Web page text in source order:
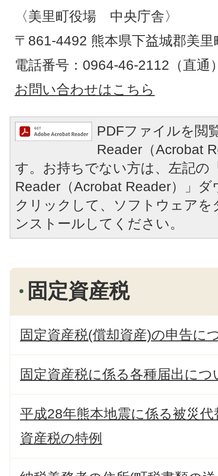
〈美里町役場 中央庁舎〉
〒861-4492 熊本県下益城郡美
電話番号：0964-46-2112（直通
お問い合わせはこちら
PDFファイルを閲
Reader（Acrobat
す。お持ちでない方は、左記の
Reader（Acrobat Reader）」
クリックして、ソフトウェア
ンストールしてください。
固定資産税
固定資産税(償却資産)の申告に
固定資産税に係る各種届出につ
平成28年熊本地震に係る被災
資産税の特例